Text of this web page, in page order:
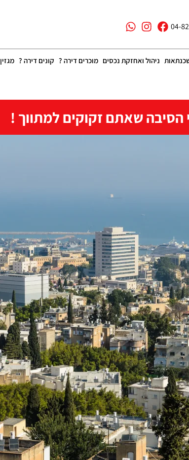
04-
ניהול ואחזקת נכסים מוכרים דירה ? קונים דירה ? מגזין
הסיבה שאתם זקוקים למתווך !